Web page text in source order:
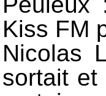
Kiss FM
Nicolas
sortait et